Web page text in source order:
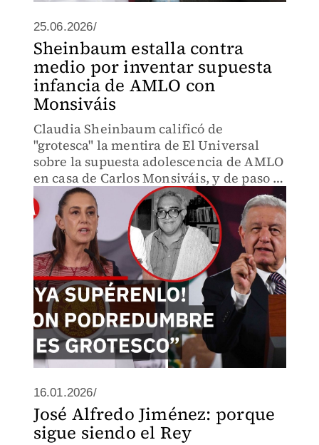
25.06.2026/
Sheinbaum estalla contra
medio por inventar supuesta
infancia de AMLO con
Monsiváis
Claudia Sheinbaum calificó de
"grotesca" la mentira de El Universal
sobre la supuesta adolescencia de AMLO
en casa de Carlos Monsiváis, y de paso le
recetó a la derecha el éxito de Grupo
Firme.
16.01.2026/
José Alfredo Jiménez: porque
sigue siendo el Rey